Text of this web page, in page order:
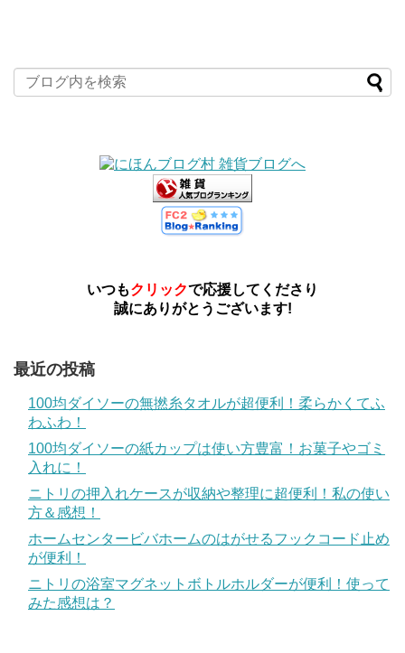
いつもクリックで応援してくださり
誠にありがとうございます!
最近の投稿
100均ダイソーの無撚糸タオルが超便利！柔らかくてふ
わふわ！
100均ダイソーの紙カップは使い方豊富！お菓子やゴミ
入れに！
ニトリの押入れケースが収納や整理に超便利！私の使い
方＆感想！
ホームセンタービバホームのはがせるフックコード止め
が便利！
ニトリの浴室マグネットボトルホルダーが便利！使って
みた感想は？